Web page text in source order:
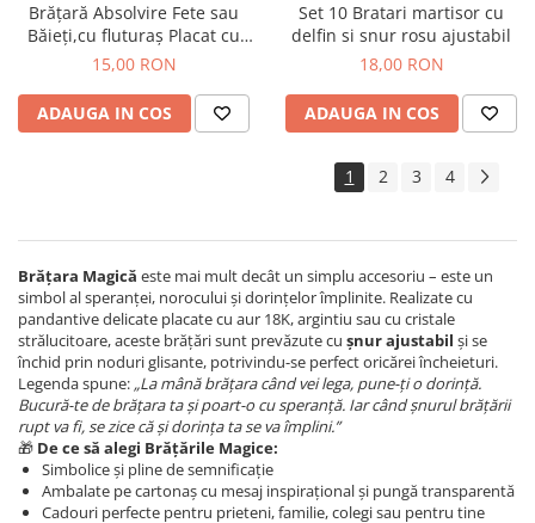
Brățară Absolvire Fete sau
Băieți,cu fluturaș Placat cu
aur, Mărgele Colorate, Șnur
Clasa și Promoția
15,00 RON
ADAUGA IN COS
Set 10 Bratari martisor cu
delfin si snur rosu ajustabil
18,00 RON
ADAUGA IN COS
1 2 3 4
Brățara Magică este mai mult decât un simplu accesoriu – este un
simbol al speranței, norocului și dorințelor împlinite. Realizate cu
pandantive delicate placate cu aur 18K, argintiu sau cu cristale
strălucitoare, aceste brățări sunt prevăzute cu șnur ajustabil și se
închid prin noduri glisante, potrivindu-se perfect oricărei încheieturi.
Legenda spune: „La mână brățara când vei lega, pune-ți o dorință.
Bucură-te de brățara ta și poart-o cu speranță. Iar când șnurul brățării
rupt va fi, se zice că și dorința ta se va împlini.”
🎁 De ce să alegi Brățările Magice:
Simbolice și pline de semnificație
Ambalate pe cartonaș cu mesaj inspirațional și pungă transparentă
Cadouri perfecte pentru prieteni, familie, colegi sau pentru tine